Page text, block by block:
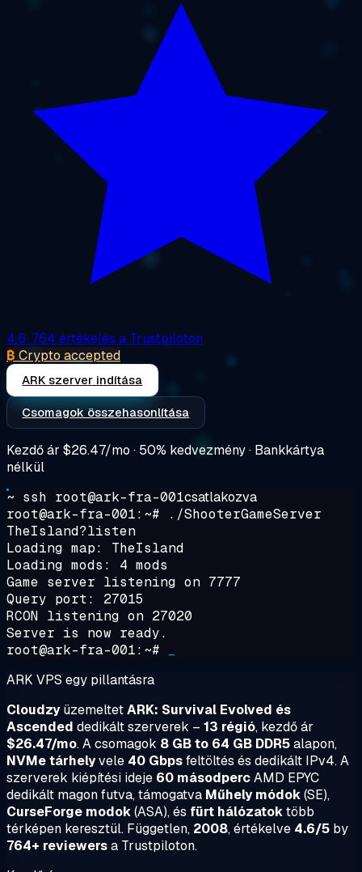
4.6· 764 értékelés a Trustpiloton
₿ Crypto accepted
ARK szerver indítása
Csomagok összehasonlítása
Kezdő ár $26.47/mo · 50% kedvezmény · Bankkártya
nélkül
~ ssh root@ark-fra-001csatlakozva
root@ark-fra-001:~#
./ShooterGameServer
TheIsland?listen
Loading map: TheIsland
Loading mods: 4 mods
Game server listening on 7777
Query port: 27015
RCON listening on 27020
Server is now ready.
root@ark-fra-001:~#
ARK VPS egy pillantásra
CloudzyüzemeltetARK: Survival Evolved és
Ascended dedikált szerverek – 13 régió, kezdő ár
$26.47/mo. A csomagok 8 GB to 64 GB DDR5alapon,
NVMe tárhelyvele 40 Gbpsfeltöltés és dedikált IPv4. A
szerverek kiépítési ideje 60 másodpercAMD EPYC
dedikált magon futva, támogatva Műhely módok(SE),
CurseForge modok(ASA), és fürt hálózatoktöbb
térképen keresztül. Független, 2008, értékelve 4.6/5 by
764+ reviewersa Trustpiloton.